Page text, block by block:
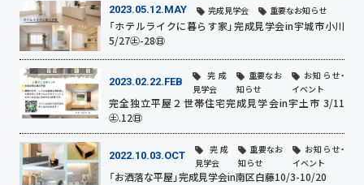
2023.05.12.MAY 完成見学会 重要なお知らせ
「ホテルライクに暮らす家」完成見学会in宇城市小川
5/27㊏-28㊐
2023.02.22.FEB
完成
見学会
重要なお
知らせ
お知らせ・
イベント
完全独立平屋２世帯住宅完成見学会in宇土市 3/11
㊏.12㊐
2022.10.03.OCT
完成
見学会
重要なお
知らせ
お知らせ・
イベント
「お洒落な平屋」完成見学会in南区白藤10/3-10/20